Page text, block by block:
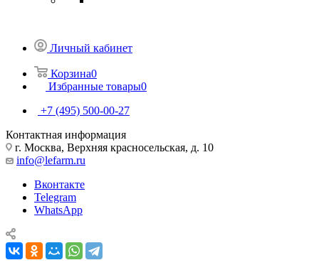
Личный кабинет
Корзина0
Избранные товары0
+7 (495) 500-00-27
Контактная информация
г. Москва, Верхняя красносельская, д. 10
info@lefarm.ru
Вконтакте
Telegram
WhatsApp